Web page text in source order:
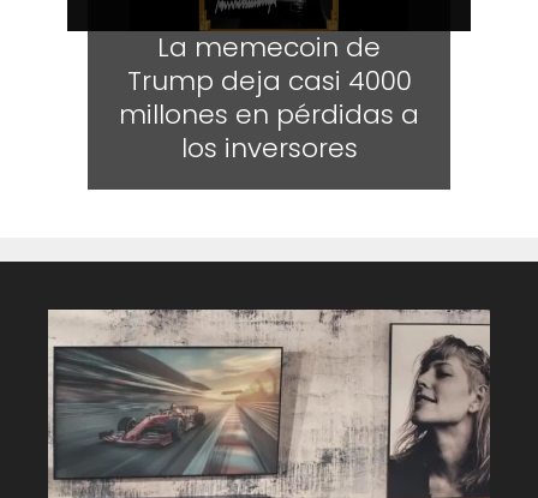
La memecoin de
Trump deja casi 4000
millones en pérdidas a
los inversores